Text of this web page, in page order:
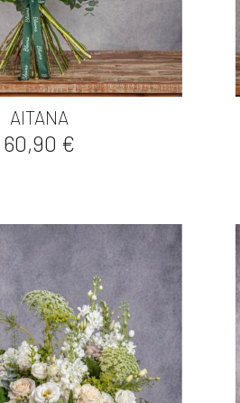
AITANA
Precio
60,90 €
Vista rápida